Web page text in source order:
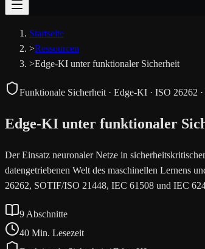
Startseite
>Ressourcen
>Edge-KI unter funktionaler Sicherheit
Funktionale Sicherheit · Edge-KI · ISO 26262
Edge-KI unter funktionaler
Der Einsatz neuronaler Netze in
datengetriebenen Welt des maschinellen Lernens
26262, SOTIF/ISO 21448, IEC 61508 und IEC
9 Abschnitte
40 Min. Lesezeit